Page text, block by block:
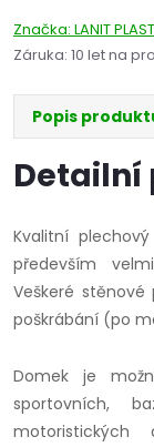
Značka: LANIT
Záruka: 10 let na
Popis
Detailní
Kvalitní
především
Veškeré
poškrábání (po
Domek je
sportovních,